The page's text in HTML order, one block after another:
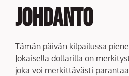
Johdanto
Tämän päivän kilpailussa
Jokaisella dollarilla on
joka voi merkittävästi